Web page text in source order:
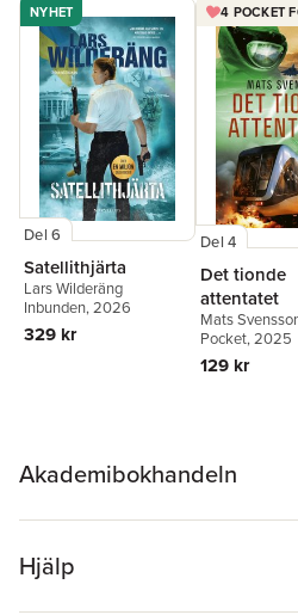
NYHET
Del 6
Satellithjärta
Lars Wilderäng
Inbunden, 2026
329 kr
4 POCKET
Del 4
Det tionde
attentatet
Mats
Pocket, 2025
129 kr
Akademibokhandeln
Hjälp